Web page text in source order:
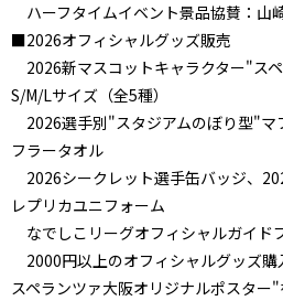
ハーフタイムイベント景品協賛：山
■2026オフィシャルグッズ販売
2026新マスコットキャラクター"ス
S/M/Lサイズ（全5種）
2026選手別"スタジアムのぼり型"マ
フラータオル
2026シークレット選手缶バッジ、
レプリカユニフォーム
なでしこリーグオフィシャルガイ
2000円以上のオフィシャルグッズ
スペランツァ大阪オリジナルポスター"